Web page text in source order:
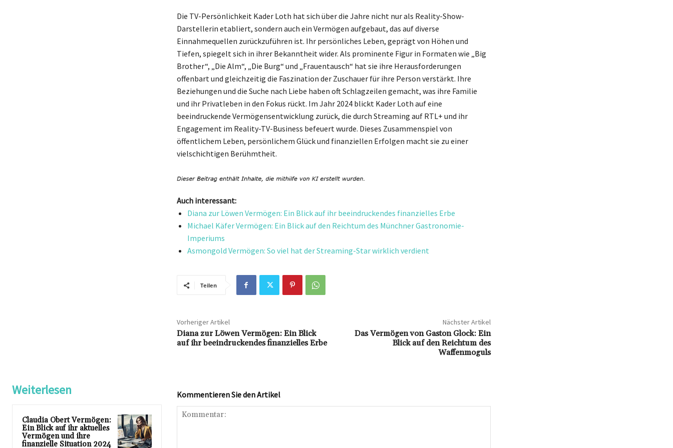
Die TV-Persönlichkeit Kader Loth hat sich über die Jahre nicht nur als Reality-Show-
Darstellerin etabliert, sondern auch ein Vermögen aufgebaut, das auf diverse
Einnahmequellen zurückzuführen ist. Ihr persönliches Leben, geprägt von Höhen und
Tiefen, spiegelt sich in ihrer Bekanntheit wider. Als prominente Figur in Formaten wie „Big
Brother“, „Die Alm“, „Die Burg“ und „Frauentausch“ hat sie ihre Herausforderungen
offenbart und gleichzeitig die Faszination der Zuschauer für ihre Person verstärkt. Ihre
Beziehungen und die Suche nach Liebe haben oft Schlagzeilen gemacht, was ihre Familie
und ihr Privatleben in den Fokus rückt. Im Jahr 2024 blickt Kader Loth auf eine
beeindruckende Vermögensentwicklung zurück, die durch Streaming auf RTL+ und ihr
Engagement im Reality-TV-Business befeuert wurde. Dieses Zusammenspiel von
öffentlichem Leben, persönlichem Glück und finanziellen Erfolgen macht sie zu einer
vielschichtigen Berühmtheit.
Auch interessant:
Diana zur Löwen Vermögen: Ein Blick auf ihr beeindruckendes finanzielles Erbe
Michael Käfer Vermögen: Ein Blick auf den Reichtum des Münchner Gastronomie-
Imperiums
Asmongold Vermögen: So viel hat der Streaming-Star wirklich verdient
Teilen
Vorheriger Artikel
Diana zur Löwen Vermögen: Ein Blick
auf ihr beeindruckendes finanzielles Erbe
Nächster Artikel
Das Vermögen von Gaston Glock: Ein
Blick auf den Reichtum des
Waffenmoguls
Weiterlesen
Claudia Obert Vermögen:
Ein Blick auf ihr aktuelles
Vermögen und ihre
finanzielle Situation 2024
Kommentieren Sie den Artikel